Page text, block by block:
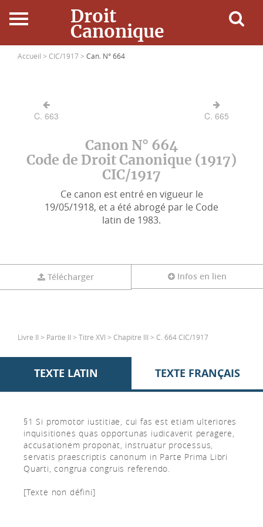
Droit
Canonique
Accueil
Ressources
Accueil > CIC/1917 > Can. N° 664
C. 663 C. 665
Canon N° 664
Code de Droit Canonique (1917)
CIC/1917
Ce canon est entré en vigueur le
19/05/1918, et a été abrogé par le Code
latin de 1983.
Télécharger Infos en lien
Livre II > Partie II > Titre XVI > Chapitre III > C. 664 CIC/1917
TEXTE LATIN TEXTE FRANÇAIS
§1 Si promotor iustitiae, cui fas est etiam ulteriores
inquisitiones quas opportunas iudicaverit peragere,
accusationem proponat, instruatur processus,
servatis praescriptis canonum in Parte Prima Libri
Quarti, congrua congruis referendo.
[Texte non défini]